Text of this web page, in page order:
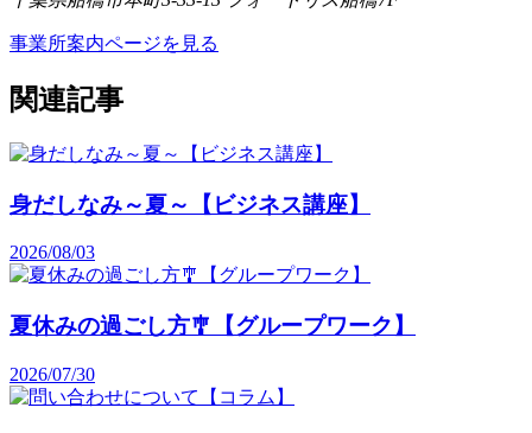
事業所案内ページを見る
関連記事
身だしなみ～夏～【ビジネス講座】
2026/08/03
夏休みの過ごし方🎐【グループワーク】
2026/07/30